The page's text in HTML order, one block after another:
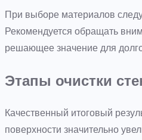
При выборе материалов
Рекомендуется обращать
решающее значение для
Этапы очистки
Качественный итоговый
поверхности значительно